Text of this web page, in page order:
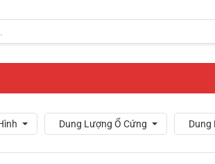
Dung Lượng Ổ Cứng Dung